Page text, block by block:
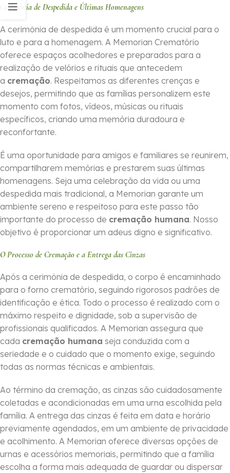
Cerimônia de Despedida e Últimas Homenagens
A cerimônia de despedida é um momento crucial para o
luto e para a homenagem. A Memorian Crematório
oferece espaços acolhedores e preparados para a
realização de velórios e rituais que antecedem
a cremação. Respeitamos as diferentes crenças e
desejos, permitindo que as famílias personalizem este
momento com fotos, vídeos, músicas ou rituais
específicos, criando uma memória duradoura e
reconfortante.
É uma oportunidade para amigos e familiares se reunirem,
compartilharem memórias e prestarem suas últimas
homenagens. Seja uma celebração da vida ou uma
despedida mais tradicional, a Memorian garante um
ambiente sereno e respeitoso para este passo tão
importante do processo de cremação humana. Nosso
objetivo é proporcionar um adeus digno e significativo.
O Processo de Cremação e a Entrega das Cinzas
Após a cerimônia de despedida, o corpo é encaminhado
para o forno crematório, seguindo rigorosos padrões de
identificação e ética. Todo o processo é realizado com o
máximo respeito e dignidade, sob a supervisão de
profissionais qualificados. A Memorian assegura que
cada cremação humana seja conduzida com a
seriedade e o cuidado que o momento exige, seguindo
todas as normas técnicas e ambientais.
Ao término da cremação, as cinzas são cuidadosamente
coletadas e acondicionadas em uma urna escolhida pela
família. A entrega das cinzas é feita em data e horário
previamente agendados, em um ambiente de privacidade
e acolhimento. A Memorian oferece diversas opções de
urnas e acessórios memoriais, permitindo que a família
escolha a forma mais adequada de guardar ou dispersar